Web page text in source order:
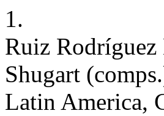
1.
Ruiz
Shugart
Latin America,